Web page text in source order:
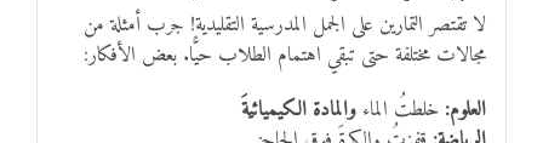
لا تقتصر التمارين على الجمل المدرسية التقليدية! جرب أمثلة من
مجالات مختلفة حتى تبقي اهتمام الطلاب حيًّا. بعض الأفكار:
العلوم: خلطتُ الماء والمادة الكيميائيةَ